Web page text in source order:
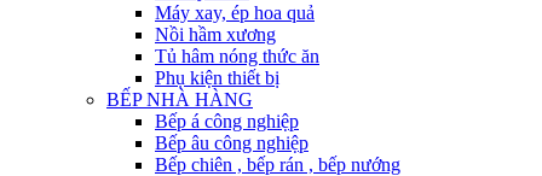
Máy xay, ép hoa quả
Nồi hầm xương
Tủ hâm nóng thức ăn
Phụ kiện thiết bị
BẾP NHÀ HÀNG
Bếp á công nghiệp
Bếp âu công nghiệp
Bếp chiên , bếp rán , bếp nướng